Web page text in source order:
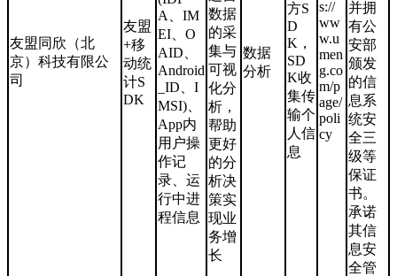
友盟同欣（北
京）科技有限公
司
友盟
+移
动统
计S
DK
A、IM
EI、O
AID、
Android
_ID、I
MSI)、
App内
用户操
作记
录、运
行中进
程信息
数据
的采
集与
可视
化分
析，
帮助
更好
的分
析决
策实
现业
务增
长
数据
分析
方S
D
K，
SD
K收
集传
输个
人信
息
s://
ww
w.u
men
g.co
m/p
age/
poli
cy
并拥
有公
安部
颁发
的信
息系
统安
全三
级等
保证
书。
承诺
其信
息安
全管